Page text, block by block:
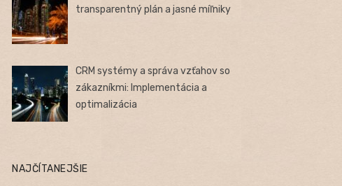
transparentný plán a jasné míľniky
CRM systémy a správa vzťahov so
zákazníkmi: Implementácia a
optimalizácia
NAJČÍTANEJŠIE